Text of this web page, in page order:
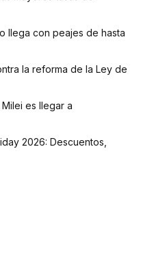
llega con peajes de hasta
la reforma de la Ley de
es llegar a
2026: Descuentos,